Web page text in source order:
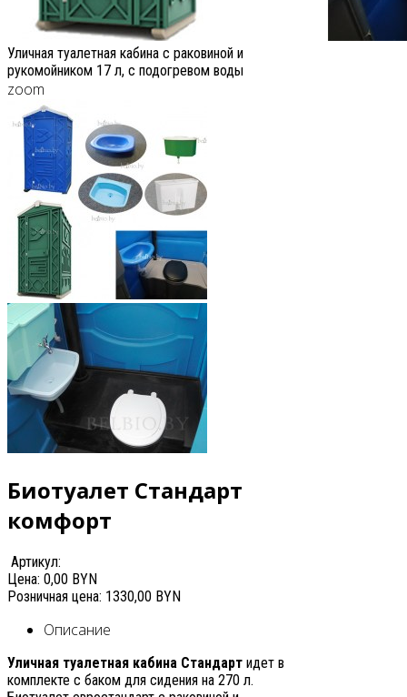
Уличная туалетная кабина с раковиной и
рукомойником 17 л, c подогревом воды
zoom
Биотуалет Стандарт
комфорт
Артикул:
Цена: 0,00 BYN
Розничная цена: 1330,00 BYN
Описание
Уличная туалетная кабина Стандарт идет в
комплекте с баком для сидения на 270 л.